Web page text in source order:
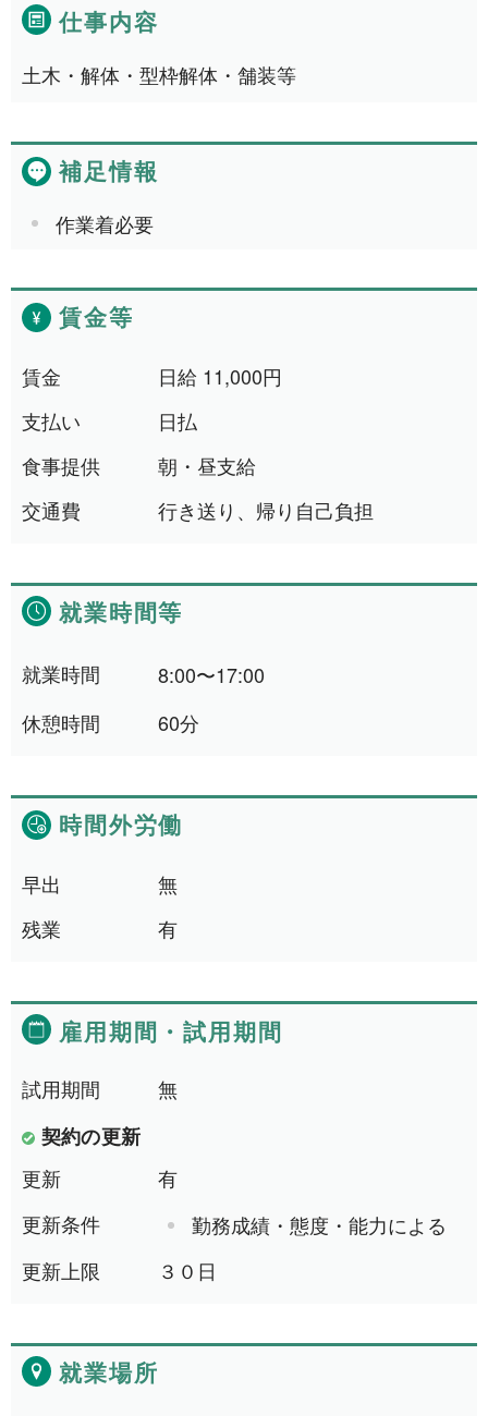
利用規約
プライバシーポリシー
お問い合わせ
仕事内容
土木・解体・型枠解体・舗装等
補足情報
作業着必要
賃金等
賃金
日給 11,000円
支払い
日払
食事提供
朝・昼支給
交通費
行き送り、帰り自己負担
就業時間等
就業時間
8:00〜17:00
休憩時間
60分
時間外労働
早出
無
残業
有
雇用期間 ・試用期間
試用期間
無
契約の更新
更新
有
更新条件
勤務成績・態度・能力による
更新上限
３０日
就業場所